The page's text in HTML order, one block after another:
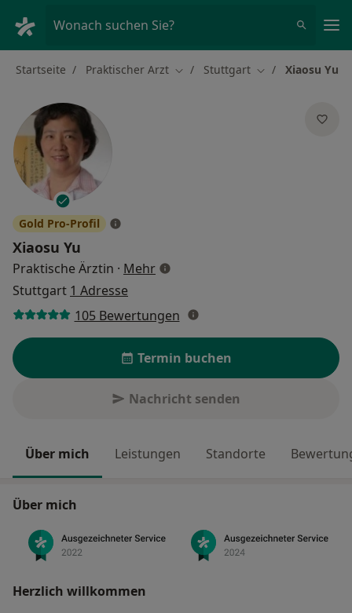
Wonach suchen Sie?
Startseite Praktischer Arzt Stadt ändern
Stuttgart Stadt ändern
Xiaosu Yu
Gold Pro-Profil
Xiaosu Yu
Praktische Ärztin · Mehrüber Spezialisierungen
Stuttgart 1 Adresse
105 Bewertungen
Termin buchen
Nachricht senden
Über mich Leistungen Standorte
Über mich
Herzlich willkommen